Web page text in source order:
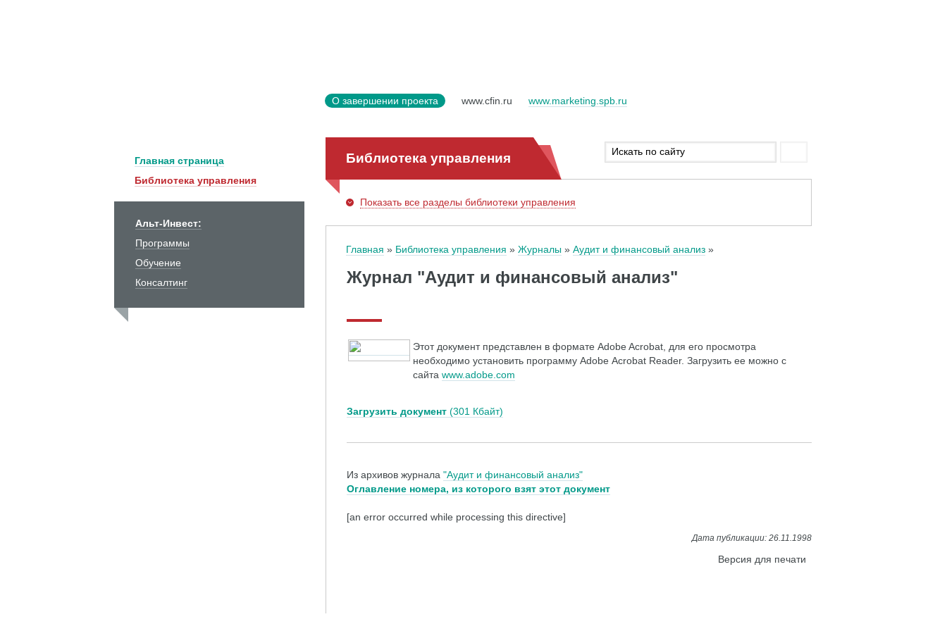
О завершении проекта www.cfin.ru www.marketing.spb.ru
Главная страница
Библиотека управления
Альт-Инвест:
Программы
Обучение
Консалтинг
Библиотека управления
Показать все разделы библиотеки управления
Главная Библиотека управления Журналы Аудит и финансовый анализ
Журнал "Аудит и финансовый анализ"
Этот документ представлен в формате Adobe Acrobat, для его просмотра
необходимо установить программу Adobe Acrobat Reader. Загрузить ее можно с
сайта www.adobe.com
Загрузить документ (301 Кбайт)
Из архивов журнала "Аудит и финансовый анализ"
Оглавление номера, из которого взят этот документ
[an error occurred while processing this directive]
Версия для печати